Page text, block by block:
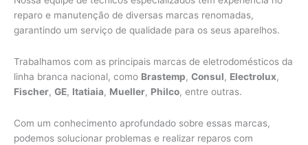
reparo e manutenção de diversas marcas renomadas,
garantindo um serviço de qualidade para os seus aparelhos.
Trabalhamos com as principais marcas de eletrodomésticos da
linha branca nacional, como Brastemp, Consul, Electrolux,
Fischer, GE, Itatiaia, Mueller, Philco, entre outras.
Com um conhecimento aprofundado sobre essas marcas,
podemos solucionar problemas e realizar reparos com